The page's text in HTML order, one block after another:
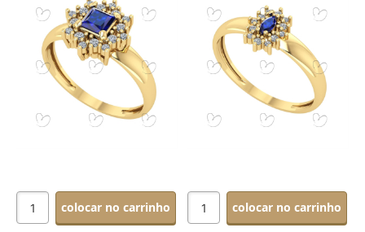
colocar no carrinho colocar no carrinho